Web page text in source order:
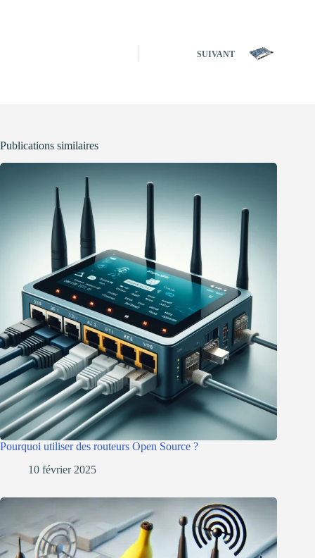
SUIVANT
Publications similaires
Pourquoi utiliser des routeurs Open Source ?
10 février 2025